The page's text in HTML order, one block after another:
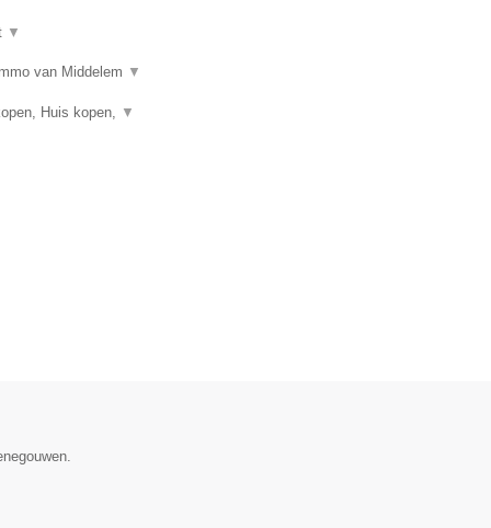
▼
van Middelem ▼
Huis kopen, ▼